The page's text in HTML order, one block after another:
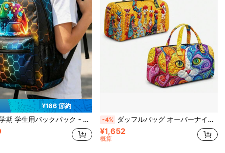
¥166 節約
ックパック - ティーンエイジャー 中学生向け ゲーム柄バックパック - 16インチ カジュアル ビデオゲーム ブックバッグ トラベルバックパック -4% ダッフルバッグ オーバーナイトバッグ ウィークエンダー トラベルバッグ スリープオーバーバッグ ジムバッグ ダンスバッグ ギフト。2Dフラットプリントと刺繍、刺繍ではありません。
¥1,652
概算